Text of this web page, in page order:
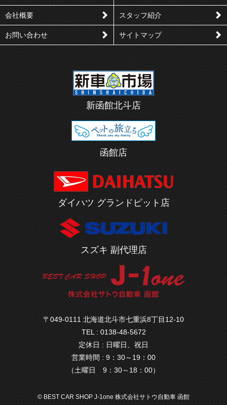
会社概要 スタッフ紹介
お問い合わせ サイトマップ
新函館北斗店
函館店
ダイハツ グランドピット店
スズキ 副代理店
〒049-0111 北海道北斗市七重浜8丁目12-10
TEL : 0138-48-5672
定休日 : 日曜日、祝日
営業時間 : 9：30～19：00
（土曜日 9：30～18：00）
© BEST CAR SHOP J-1one 株式会社サトウ自動車 函館